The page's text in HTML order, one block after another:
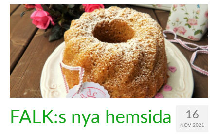
Om FALK
Egenvård & Läkeväxter
Husapoteket
Litteratur
Aktuellt
16
NOV 2021
FALK:s nya hemsida